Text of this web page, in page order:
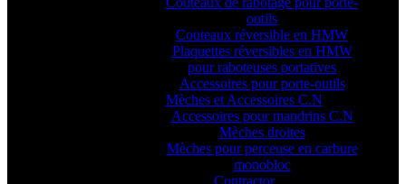
outils
Couteaux réversible en HMW
Plaquettes réversibles en HMW
pour raboteuses portatives
Accessoires pour porte-outils
Mèches et Accessoires C.N
Accessoires pour mandrins C.N
Mèches droites
Mèches pour perceuse en carbure
monobloc
Contractor